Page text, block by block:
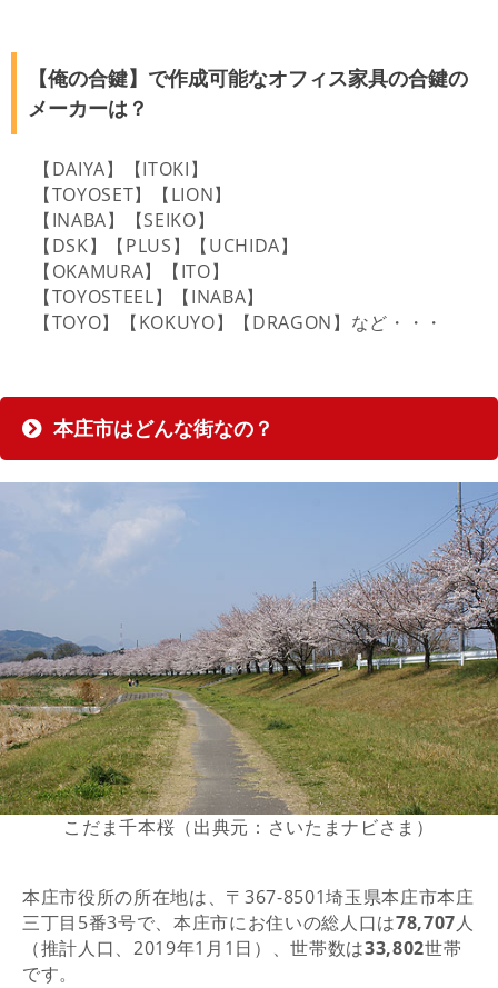
【俺の合鍵】で作成可能なオフィス家具の合鍵の
メーカーは？
【DAIYA】【ITOKI】
【TOYOSET】【LION】
【INABA】【SEIKO】
【DSK】【PLUS】【UCHIDA】
【OKAMURA】【ITO】
【TOYOSTEEL】【INABA】
【TOYO】【KOKUYO】【DRAGON】など・・・
本庄市はどんな街なの？
こだま千本桜（出典元：さいたまナビさま）
本庄市役所の所在地は、〒367-8501埼玉県本庄市本庄
三丁目5番3号で、本庄市にお住いの総人口は78,707人
（推計人口、2019年1月1日）、世帯数は33,802世帯
です。